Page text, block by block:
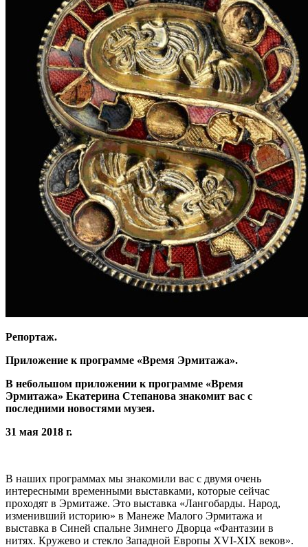
Репортаж.
Приложение к программе «Время Эрмитажа».
В небольшом приложении к программе «Время
Эрмитажа» Екатерина Степанова знакомит вас с
последними новостями музея.
31 мая 2018 г.
В наших программах мы знакомили вас с двумя очень
интересными временными выставками, которые сейчас
проходят в Эрмитаже. Это выставка «Лангобарды. Народ,
изменивший историю» в Манеже Малого Эрмитажа и
выставка в Синей спальне Зимнего Дворца «Фантазии в
нитях. Кружево и стекло Западной Европы XVI-XIX веков».